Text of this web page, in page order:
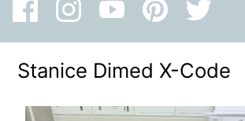
Stanice Dimed X-Code